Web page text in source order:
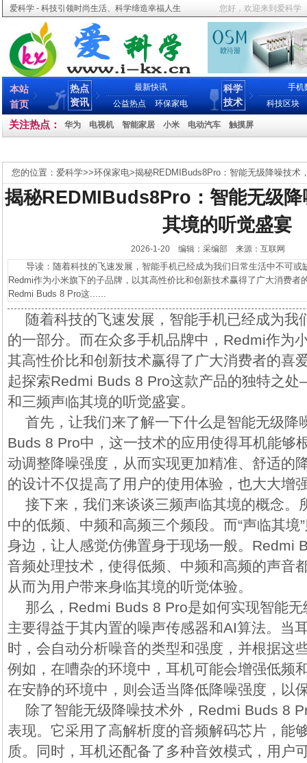
爱科学 - 科技引领时尚生活、科学缔造幸福人生 您好，欢迎来到爱科学
本站
首页
热点
资讯
最新快讯
公益热点
环保家电
科学
技术
手机
科技区块
关注热点： 华为 电视机 智能家居 小米 电动汽车 触摸屏
您的位置： 爱科学>>环保家电>揭秘REDMIBuds8Pro：智能无级降噪技术
揭秘REDMIBuds8Pro：智能无级降
其境的听觉盛宴
2026-1-20 编辑：采编部 来源：互联网
导读：随着科技的飞速发展，智能手机已经成为我们日常生活中不可或
Redmi作为小米旗下的子品牌，以其高性价比和创新技术赢得了广大消费者
Redmi Buds 8 Pro这......
随着科技的飞速发展，智能手机已经成为我
的一部分。而在众多手机品牌中，Redmi作为
其高性价比和创新技术赢得了广大消费者的喜
起探索Redmi Buds 8 Pro这款产品的独特之
和三频声临其境的听觉盛宴。
首先，让我们来了解一下什么是智能无级降
Buds 8 Pro中，这一技术的应用使得耳机能够
动调整降噪强度，从而实现更加精准、舒适的
的设计不仅提高了用户的使用体验，也大大增
接下来，我们来谈谈三频声临其境的概念。
中的低频、中频和高频三个频段。而“声临其境
身边，让人感觉仿佛置身于现场一般。Redmi
音频处理技术，使得低频、中频和高频的声音
从而为用户带来身临其境的听觉体验。
那么，Redmi Buds 8 Pro是如何实现智能
主要得益于其内置的噪声传感器和AI算法。当
时，会自动分析噪音的类型和强度，并根据这
例如，在嘈杂的环境中，耳机可能会增强低频
在安静的环境中，则会适当降低降噪强度，以
除了智能无级降噪技术外，Redmi Buds 8
表现。它采用了高解析度的音频解码芯片，能
质。同时，耳机还配备了多种音效模式，用户